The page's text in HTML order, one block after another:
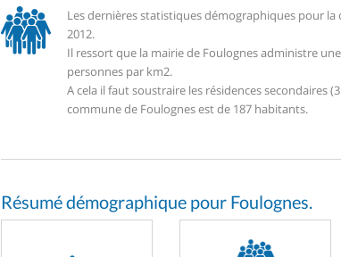
Les dernières statistiques démographiques pour
2012.
Il ressort que la mairie de Foulognes administre
personnes par km2.
A cela il faut soustraire les résidences
commune de Foulognes est de 187 habitants.
Résumé démographique pour Foulognes.